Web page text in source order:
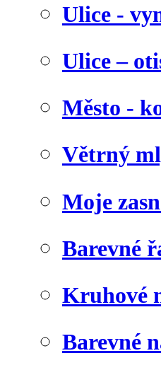
Ulice -
Ulice –
Město -
Větrný
Moje
Barevné
Kruhové
Barevné